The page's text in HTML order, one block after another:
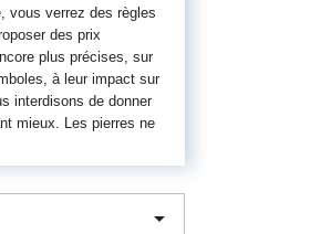
vous verrez des règles
des prix
plus précises, sur
à leur impact sur
interdisons de donner
mieux. Les pierres ne
